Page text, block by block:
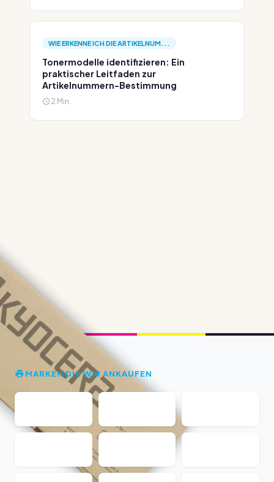
WIE ERKENNE ICH DIE ARTIKELNUM...
Tonermodelle identifizieren: Ein
praktischer Leitfaden zur
Artikelnummern-Bestimmung
2 Min.
MARKEN DIE WIR ANKAUFEN